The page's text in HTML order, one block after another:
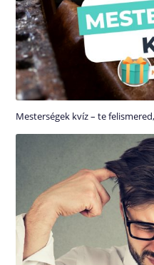
Mesterségek kvíz – te